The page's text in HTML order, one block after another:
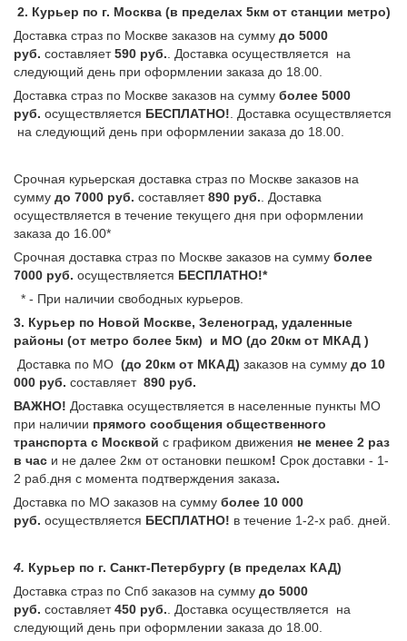
2. Курьер по г. Москва (в пределах 5км от станции метро)
Доставка страз по Москве заказов на сумму до 5000
руб. составляет590 руб. . Доставка осуществляется на
следующий день при оформлении заказа до 18.00.
Доставка страз по Москве заказов на сумму более 5000
руб. осуществляется БЕСПЛАТНО! . Доставка осуществляется
на следующий день при оформлении заказа до 18.00.
Срочная курьерская доставка страз по Москве заказов на
сумму до 7000 руб. составляет890 руб. . Доставка
осуществляется в течение текущего дня при оформлении
заказа до 16.00*
Срочная доставка страз по Москве заказов на сумму более
7000 руб. осуществляется БЕСПЛАТНО!*
* - При наличии свободных курьеров.
3. Курьер по Новой Москве, Зеленоград, удаленные
районы (от метро более 5км) и МО (до 20км от МКАД )
Доставка по МО (до 20км от МКАД) заказов на сумму до 10
000 руб. составляет890 руб.
ВАЖНО! Доставка осуществляется в населенные пункты МО
при наличии прямого сообщения общественного
транспорта с Москвой с графиком движения не менее 2 раз
в час и не далее 2км от остановки пешком! Срок доставки - 1-
2 раб.дня с момента подтверждения заказа.
Доставка по МО заказов на сумму более 10 000
руб. осуществляется БЕСПЛАТНО! в течение 1-2-х раб. дней.
4. Курьер по г. Санкт-Петербургу (в пределах КАД)
Доставка страз по Спб заказов на сумму до 5000
руб. составляет450 руб. . Доставка осуществляется на
следующий день при оформлении заказа до 18.00.